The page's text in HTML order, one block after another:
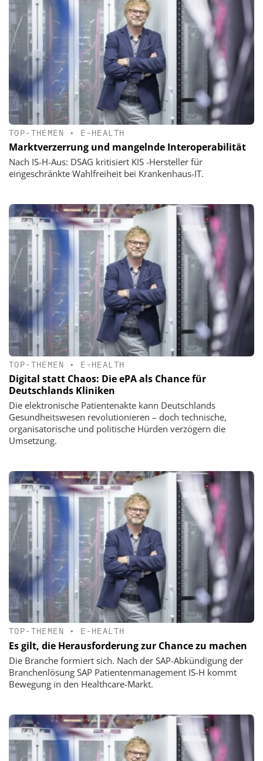
TOP-THEMEN • E-HEALTH
Marktverzerrung und mangelnde Interoperabilität
Nach IS-H-Aus: DSAG kritisiert KIS -Hersteller für
eingeschränkte Wahlfreiheit bei Krankenhaus-IT.
TOP-THEMEN • E-HEALTH
Digital statt Chaos: Die ePA als Chance für
Deutschlands Kliniken
Die elektronische Patientenakte kann Deutschlands
Gesundheitswesen revolutionieren – doch technische,
organisatorische und politische Hürden verzögern die
Umsetzung.
TOP-THEMEN • E-HEALTH
Es gilt, die Herausforderung zur Chance zu machen
Die Branche formiert sich. Nach der SAP-Abkündigung der
Branchenlösung SAP Patientenmanagement IS-H kommt
Bewegung in den Healthcare-Markt.